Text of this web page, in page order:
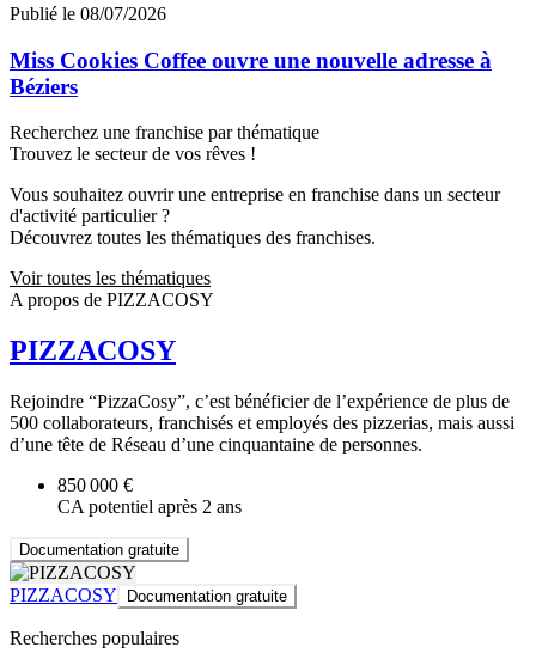
Publié le 08/07/2026
Miss Cookies Coffee ouvre une nouvelle adresse à
Béziers
Recherchez une franchise par thématique
Trouvez le secteur de vos rêves !
Vous souhaitez ouvrir une entreprise en franchise dans un secteur
d'activité particulier ?
Découvrez toutes les thématiques des franchises.
Voir toutes les thématiques
A propos de PIZZACOSY
PIZZACOSY
Rejoindre “PizzaCosy”, c’est bénéficier de l’expérience de plus de
500 collaborateurs, franchisés et employés des pizzerias, mais aussi
d’une tête de Réseau d’une cinquantaine de personnes.
850 000 €
CA potentiel après 2 ans
Documentation gratuite
PIZZACOSY Documentation gratuite
Recherches populaires